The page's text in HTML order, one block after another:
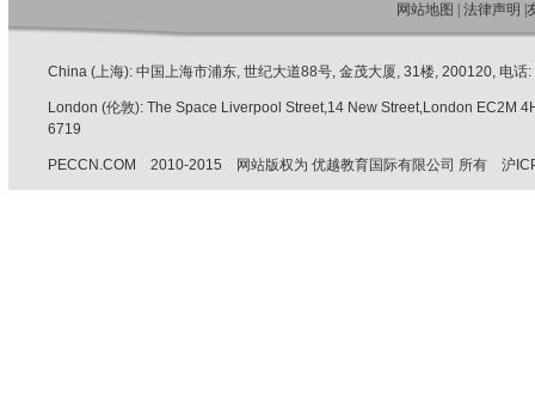
网站地图 法律声明
China (上海): 中国上海市浦东, 世纪大道88号, 金茂大厦, 31楼, 200120, 电
London (伦敦): The Space Liverpool Street,14 New Street,London EC2M
6719
PECCN.COM 2010-2015 网站版权为 优越教育国际有限公司 所有 沪